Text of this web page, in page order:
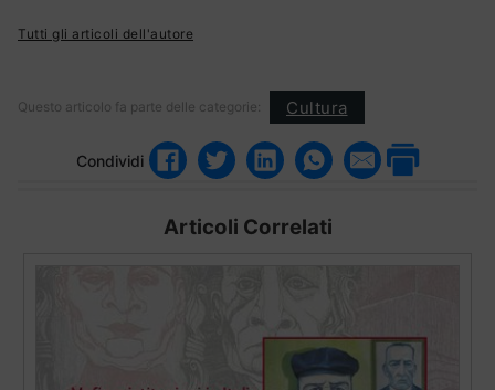
Tutti gli articoli dell'autore
Questo articolo fa parte delle categorie: Cultura
Condividi
Articoli Correlati